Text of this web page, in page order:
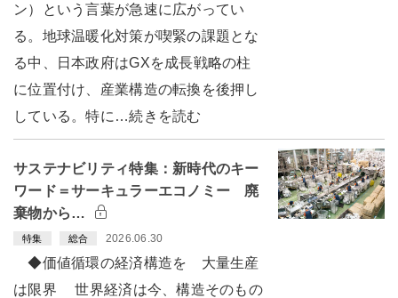
ン）という言葉が急速に広がってい
る。地球温暖化対策が喫緊の課題とな
る中、日本政府はGXを成長戦略の柱
に位置付け、産業構造の転換を後押し
している。特に…続きを読む
サステナビリティ特集：新時代のキー
ワード＝サーキュラーエコノミー 廃
棄物から…
特集 総合 2026.06.30
◆価値循環の経済構造を 大量生産
は限界 世界経済は今、構造そのもの